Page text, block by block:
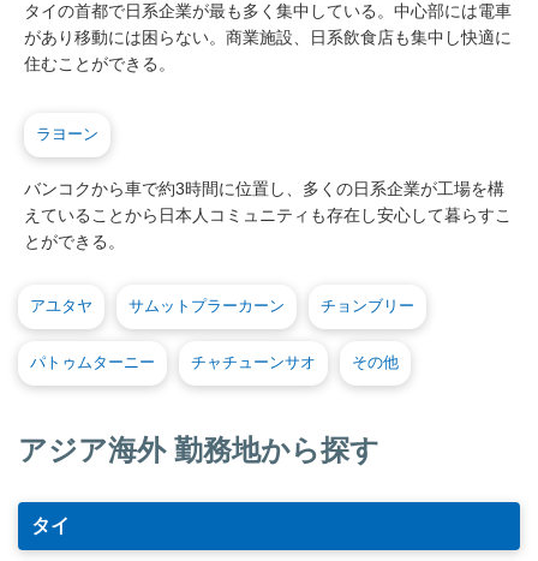
タイの首都で日系企業が最も多く集中している。中心部には電車
があり移動には困らない。商業施設、日系飲食店も集中し快適に
住むことができる。
ラヨーン
バンコクから車で約3時間に位置し、多くの日系企業が工場を構
えていることから日本人コミュニティも存在し安心して暮らすこ
とができる。
アユタヤ サムットプラーカーン チョンブリー
パトゥムターニー チャチューンサオ その他
アジア海外 勤務地から探す
タイ